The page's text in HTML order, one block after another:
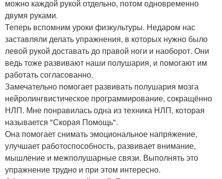
можно каждой рукой отдельно, потом одновременно
двумя руками.
Теперь вспомним уроки физкультуры. Недаром нас
заставляли делать упражнения, в которых нужно было
левой рукой доставать до правой ноги и наоборот. Они
ведь тоже развивают наши полушария, и помогают им
работать согласованно.
Замечательно помогает развивать полушария мозга
нейролингвистическое программирование, сокращённо
НЛП. Мне понравилась одна из техника НЛП, которая
называется "Скорая Помощь".
Она помогает снимать эмоциональное напряжение,
улучшает работоспособность, развивает внимание,
мышление и межполушарные связи. Выполнять это
упражнение трудно и при этом интересно.